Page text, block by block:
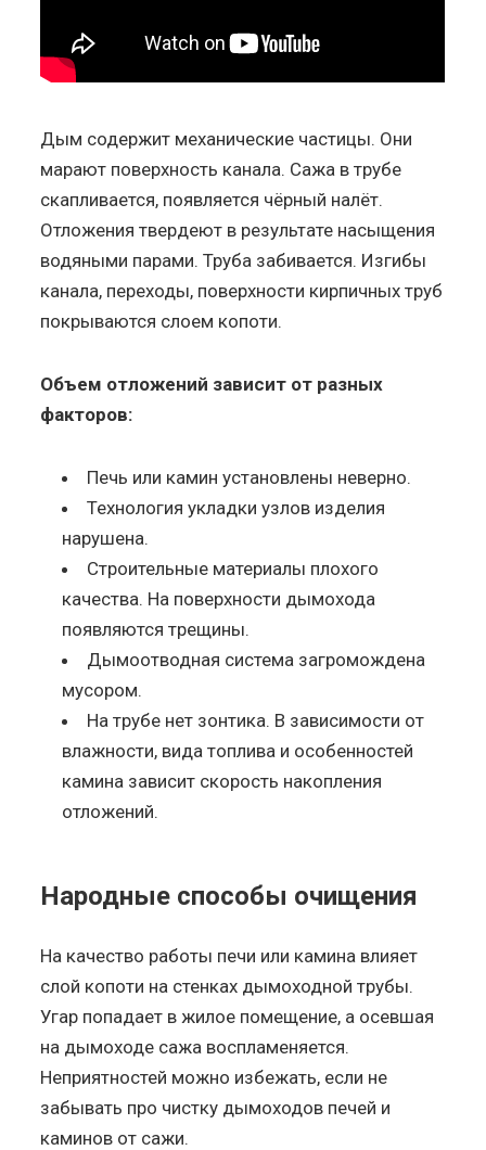
Дым содержит механические частицы. Они
марают поверхность канала. Сажа в трубе
скапливается, появляется чёрный налёт.
Отложения твердеют в результате насыщения
водяными парами. Труба забивается. Изгибы
канала, переходы, поверхности кирпичных труб
покрываются слоем копоти.
Объем отложений зависит от разных
факторов:
Печь или камин установлены неверно.
Технология укладки узлов изделия
нарушена.
Строительные материалы плохого
качества. На поверхности дымохода
появляются трещины.
Дымоотводная система загромождена
мусором.
На трубе нет зонтика. В зависимости от
влажности, вида топлива и особенностей
камина зависит скорость накопления
отложений.
Народные способы очищения
На качество работы печи или камина влияет
слой копоти на стенках дымоходной трубы.
Угар попадает в жилое помещение, а осевшая
на дымоходе сажа воспламеняется.
Неприятностей можно избежать, если не
забывать про чистку дымоходов печей и
каминов от сажи.